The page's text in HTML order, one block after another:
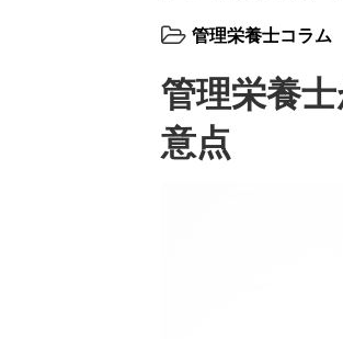
管理栄養士コラム
管理栄養
意点